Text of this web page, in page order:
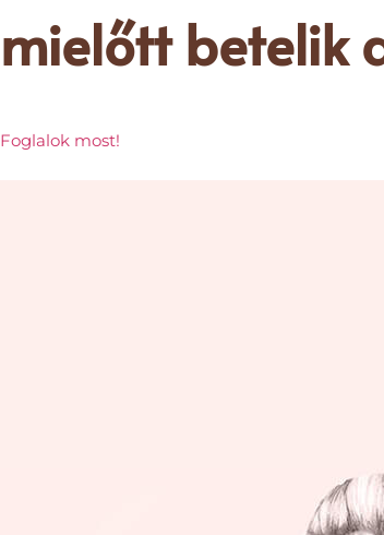
mielőtt betelik
Foglalok most!